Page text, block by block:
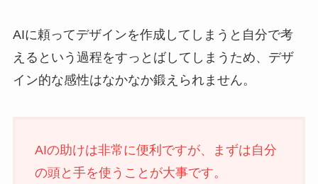
AIに頼ってデザインを作成してしまうと自分で考
えるという過程をすっとばしてしまうため、デザ
イン的な感性はなかなか鍛えられません。
AIの助けは非常に便利ですが、まずは自分
の頭と手を使うことが大事です。